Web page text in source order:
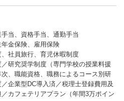
当、資格手当、通勤手当
金保険、雇用保険
社員旅行、育児休暇制度
研究奨学制度（専門学校の授業料援
、職能資格、職務によるコース別研
企業型DC導入済／税理士登録費用及
カフェテリアプラン（年間3万ポイン